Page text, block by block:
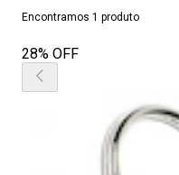
Encontramos 1 produto
28% OFF